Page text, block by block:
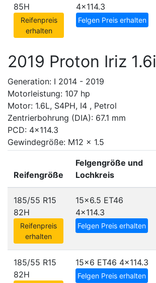
85H
Reifenpreis
erhalten
4x114.3
Felgen Preis erhalten
2019 Proton Iriz 1.6i
Generation: I 2014 - 2019
Motorleistung: 107 hp
Motor: 1.6L, S4PH, I4 , Petrol
Zentrierbohrung (DIA): 67.1 mm
PCD: 4x114.3
Gewindegröße: M12 x 1.5
Reifengröße
Felgengröße und
Lochkreis
185/55 R15
82H
Reifenpreis
erhalten
15x6.5 ET46
4x114.3
Felgen Preis erhalten
185/55 R15
82H
15x6 ET46 4x114.3
Felgen Preis erhalten